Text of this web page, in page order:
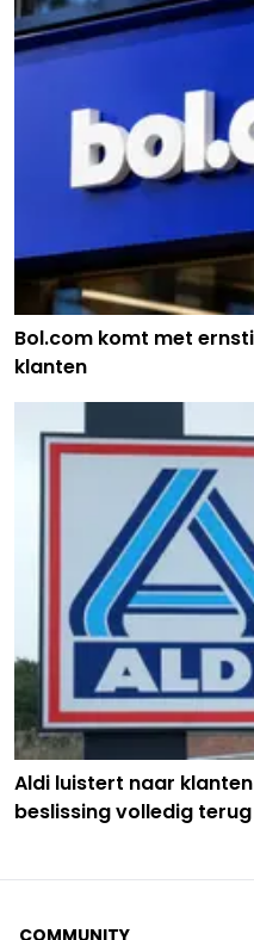
Bol.com komt met
klanten
Aldi luistert naar
beslissing volledig terug
COMMUNITY